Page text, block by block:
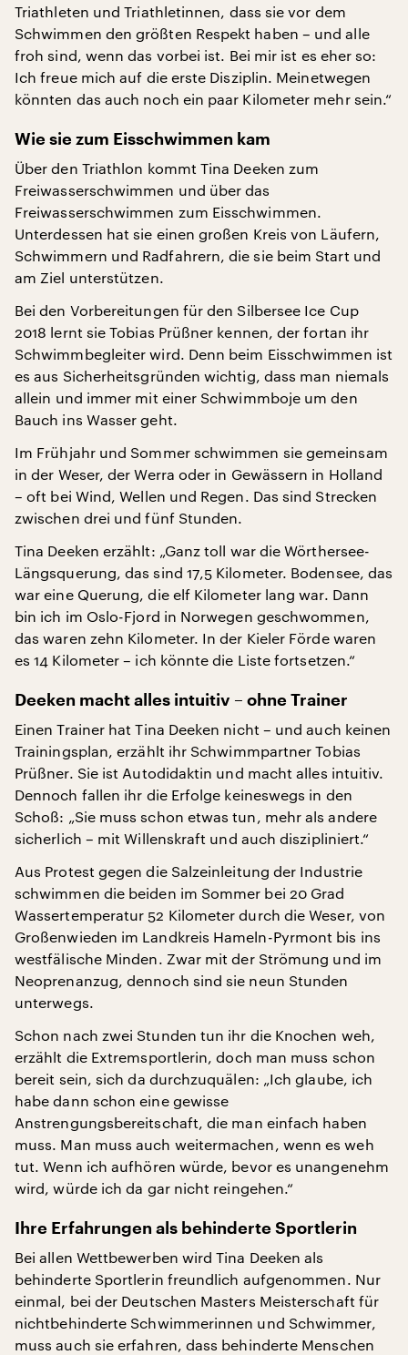
Triathleten und Triathletinnen, dass sie vor dem
Schwimmen den größten Respekt haben – und alle
froh sind, wenn das vorbei ist. Bei mir ist es eher so:
Ich freue mich auf die erste Disziplin. Meinetwegen
könnten das auch noch ein paar Kilometer mehr sein.“
Wie sie zum Eisschwimmen kam
Über den Triathlon kommt Tina Deeken zum
Freiwasserschwimmen und über das
Freiwasserschwimmen zum Eisschwimmen.
Unterdessen hat sie einen großen Kreis von Läufern,
Schwimmern und Radfahrern, die sie beim Start und
am Ziel unterstützen.
Bei den Vorbereitungen für den Silbersee Ice Cup
2018 lernt sie Tobias Prüßner kennen, der fortan ihr
Schwimmbegleiter wird. Denn beim Eisschwimmen ist
es aus Sicherheitsgründen wichtig, dass man niemals
allein und immer mit einer Schwimmboje um den
Bauch ins Wasser geht.
Im Frühjahr und Sommer schwimmen sie gemeinsam
in der Weser, der Werra oder in Gewässern in Holland
– oft bei Wind, Wellen und Regen. Das sind Strecken
zwischen drei und fünf Stunden.
Tina Deeken erzählt: „Ganz toll war die Wörthersee-
Längsquerung, das sind 17,5 Kilometer. Bodensee, das
war eine Querung, die elf Kilometer lang war. Dann
bin ich im Oslo-Fjord in Norwegen geschwommen,
das waren zehn Kilometer. In der Kieler Förde waren
es 14 Kilometer – ich könnte die Liste fortsetzen.“
Deeken macht alles intuitiv – ohne Trainer
Einen Trainer hat Tina Deeken nicht – und auch keinen
Trainingsplan, erzählt ihr Schwimmpartner Tobias
Prüßner. Sie ist Autodidaktin und macht alles intuitiv.
Dennoch fallen ihr die Erfolge keineswegs in den
Schoß: „Sie muss schon etwas tun, mehr als andere
sicherlich – mit Willenskraft und auch diszipliniert.“
Aus Protest gegen die Salzeinleitung der Industrie
schwimmen die beiden im Sommer bei 20 Grad
Wassertemperatur 52 Kilometer durch die Weser, von
Großenwieden im Landkreis Hameln-Pyrmont bis ins
westfälische Minden. Zwar mit der Strömung und im
Neoprenanzug, dennoch sind sie neun Stunden
unterwegs.
Schon nach zwei Stunden tun ihr die Knochen weh,
erzählt die Extremsportlerin, doch man muss schon
bereit sein, sich da durchzuquälen: „Ich glaube, ich
habe dann schon eine gewisse
Anstrengungsbereitschaft, die man einfach haben
muss. Man muss auch weitermachen, wenn es weh
tut. Wenn ich aufhören würde, bevor es unangenehm
wird, würde ich da gar nicht reingehen.“
Ihre Erfahrungen als behinderte Sportlerin
Bei allen Wettbewerben wird Tina Deeken als
behinderte Sportlerin freundlich aufgenommen. Nur
einmal, bei der Deutschen Masters Meisterschaft für
nichtbehinderte Schwimmerinnen und Schwimmer,
muss auch sie erfahren, dass behinderte Menschen